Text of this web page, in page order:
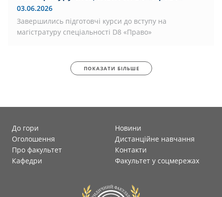
03.06.2026
Завершились підготовчі курси до вступу на
магістратуру спеціальності D8 «Право»
ПОКАЗАТИ БІЛЬШЕ
До гори
Новини
Оголошення
Дистанційне навчання
Про факультет
Контакти
Кафедри
Факультет у соцмережах